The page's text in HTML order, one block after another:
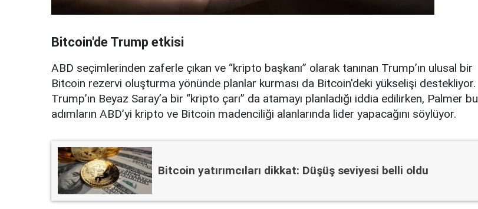
Bitcoin'de Trump etkisi
ABD seçimlerinden zaferle çıkan ve “kripto başkanı” olarak tanınan Trump’ın ulusal bir
Bitcoin rezervi oluşturma yönünde planlar kurması da Bitcoin'deki yükselişi destekliyor.
Trump’ın Beyaz Saray’a bir “kripto çarı” da atamayı planladığı iddia edilirken, Palmer bu
adımların ABD’yi kripto ve Bitcoin madenciliği alanlarında lider yapacağını söylüyor.
Bitcoin yatırımcıları dikkat: Düşüş seviyesi belli oldu